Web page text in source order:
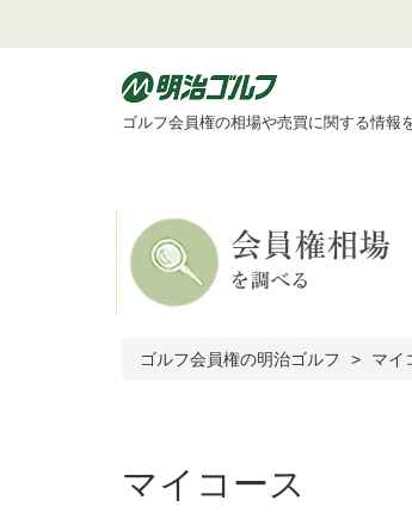
ゴルフ会員権の相場や売買に関する情報
ゴルフ会員権の明治ゴルフ マイ
マイコース